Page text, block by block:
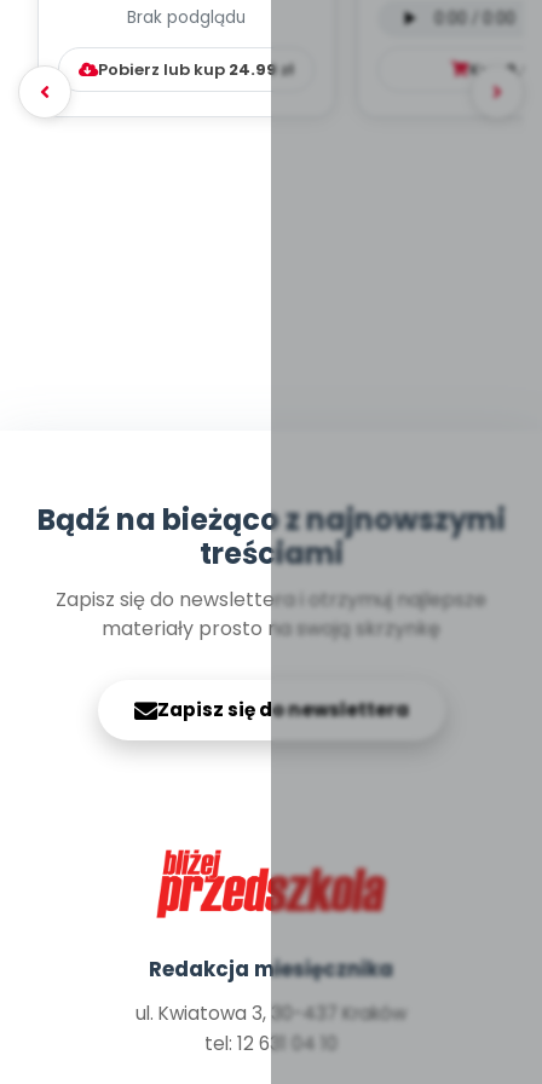
WYCHOWAWCZO –
DYDAKTYC...
Brak podglądu
Pobierz lub kup 24.99zł
mp3)
Kup 9.99
Bądź na bieżąco z najnowszymi
treściami
Zapisz się do newslettera i otrzymuj najlepsze
materiały prosto na swoją skrzynkę
Zapisz się do newslettera
Redakcja miesięcznika
ul. Kwiatowa 3, 30-437 Kraków
tel: 12 631 04 10